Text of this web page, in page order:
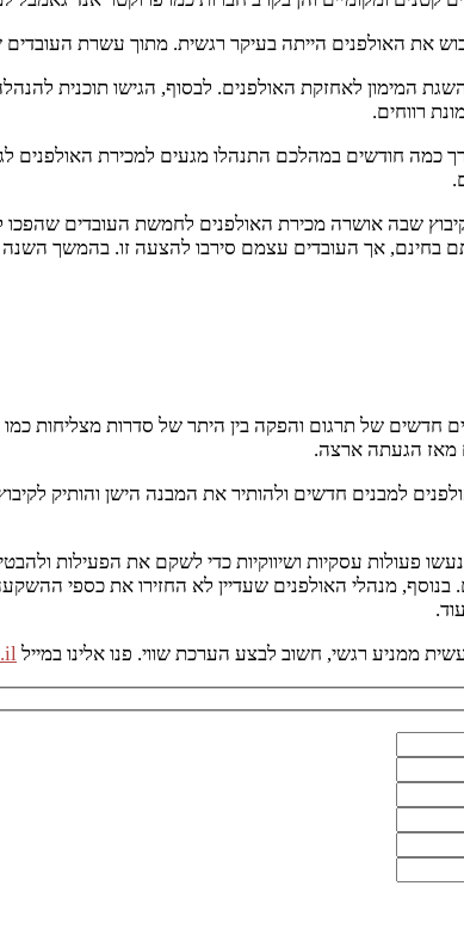
את האולפנים הייתה בעיקר רגשית. מתוך עשרת
המימון לאחזקת האולפנים. לבסוף, הגישו תוכנית
רווחים.
כמה חודשים במהלכם התנהלו מגעים למכירת האולפנים
כללית בקיבוץ שבה אושרה מכירת האולפנים לחמשת
בחינם, אך העובדים עצמם סירבו להצעה זו. בהמשך
מאז הגעתה ארצה.
למבנים חדשים ולהותיר את המבנה הישן והותיק
פעולות עסקיות ושיווקיות כדי לשקם את הפעילות
בנוסף, מנהלי האולפנים שעדיין לא החזירו את כספי
ממניע רגשי, חשוב לבצע הערכת שווי. פנו אלינו במייל